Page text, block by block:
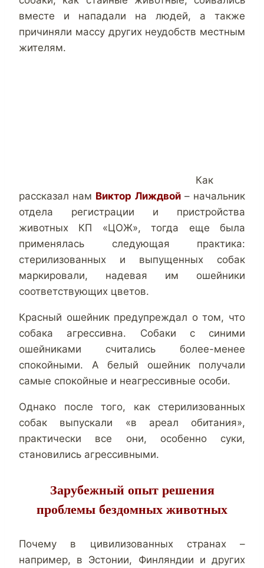
вместе и нападали на людей, а также
причиняли массу других неудобств местным
жителям.
Как
рассказал нам Виктор Лиждвой– начальник
отдела регистрации и пристройства
животных КП «ЦОЖ», тогда еще была
применялась следующая практика:
стерилизованных и выпущенных собак
маркировали, надевая им ошейники
соответствующих цветов.
Красный ошейник предупреждал о том, что
собака агрессивна. Собаки с синими
ошейниками считались более-менее
спокойными. А белый ошейник получали
самые спокойные и неагрессивные особи.
Однако после того, как стерилизованных
собак выпускали «в ареал обитания»,
практически все они, особенно суки,
становились агрессивными.
Зарубежный опыт решения
проблемы бездомных животных
Почему в цивилизованных странах –
например, в Эстонии, Финляндии и других